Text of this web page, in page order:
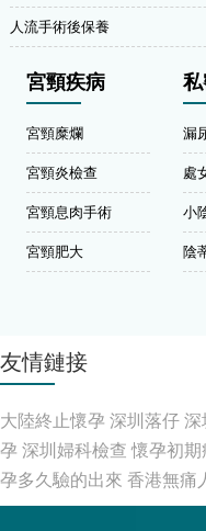
人流手術後保養
宮頸疾病
宮頸糜爛
宮頸炎檢查
宮頸息肉手術
宮頸肥大
漏
處
小
陰
友情鏈接
大陸終止懷孕 深圳落仔深
孕 深圳婦科檢查 懷孕初期
孕多久驗的出來 香港無痛